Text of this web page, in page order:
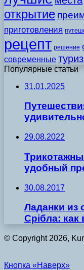
открытие
приготовления
рецепт решение
современные
Популярные статьи
31.01.2025
29.08.2022
удобный
30.08.2017
Ладанки из
Срібла:
© Copyright 2026,
Кнопка «Наверх»